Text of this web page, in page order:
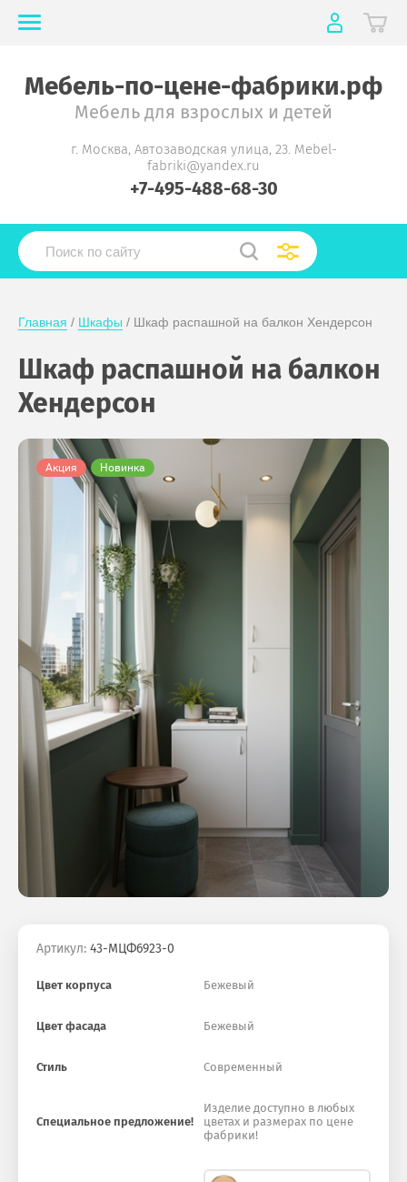
Мебель-по-цене-фабрики.рф
Мебель для взрослых и детей
г. Москва, Автозаводская улица, 23. Mebel-
fabriki@yandex.ru
+7-495-488-68-30
Главная / Шкафы / Шкаф распашной на балкон Хендерсон
Шкаф распашной на балкон
Хендерсон
Акция Новинка
Артикул: 43-МЦФ6923-0
Цвет корпуса Бежевый
Цвет фасада Бежевый
Стиль Современный
Специальное предложение!
Изделие доступно в любых
цветах и размерах по цене
фабрики!